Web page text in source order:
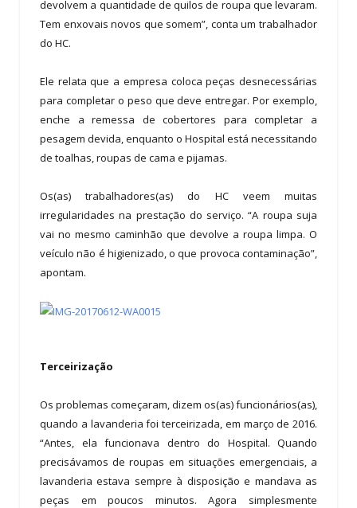
devolvem a quantidade de quilos de roupa que levaram.
Tem enxovais novos que somem”, conta um trabalhador
do HC.
Ele relata que a empresa coloca peças desnecessárias
para completar o peso que deve entregar. Por exemplo,
enche a remessa de cobertores para completar a
pesagem devida, enquanto o Hospital está necessitando
de toalhas, roupas de cama e pijamas.
Os(as) trabalhadores(as) do HC veem muitas
irregularidades na prestação do serviço. “A roupa suja
vai no mesmo caminhão que devolve a roupa limpa. O
veículo não é higienizado, o que provoca contaminação”,
apontam.
Terceirização
Os problemas começaram, dizem os(as) funcionários(as),
quando a lavanderia foi terceirizada, em março de 2016.
“Antes, ela funcionava dentro do Hospital. Quando
precisávamos de roupas em situações emergenciais, a
lavanderia estava sempre à disposição e mandava as
peças em poucos minutos. Agora simplesmente